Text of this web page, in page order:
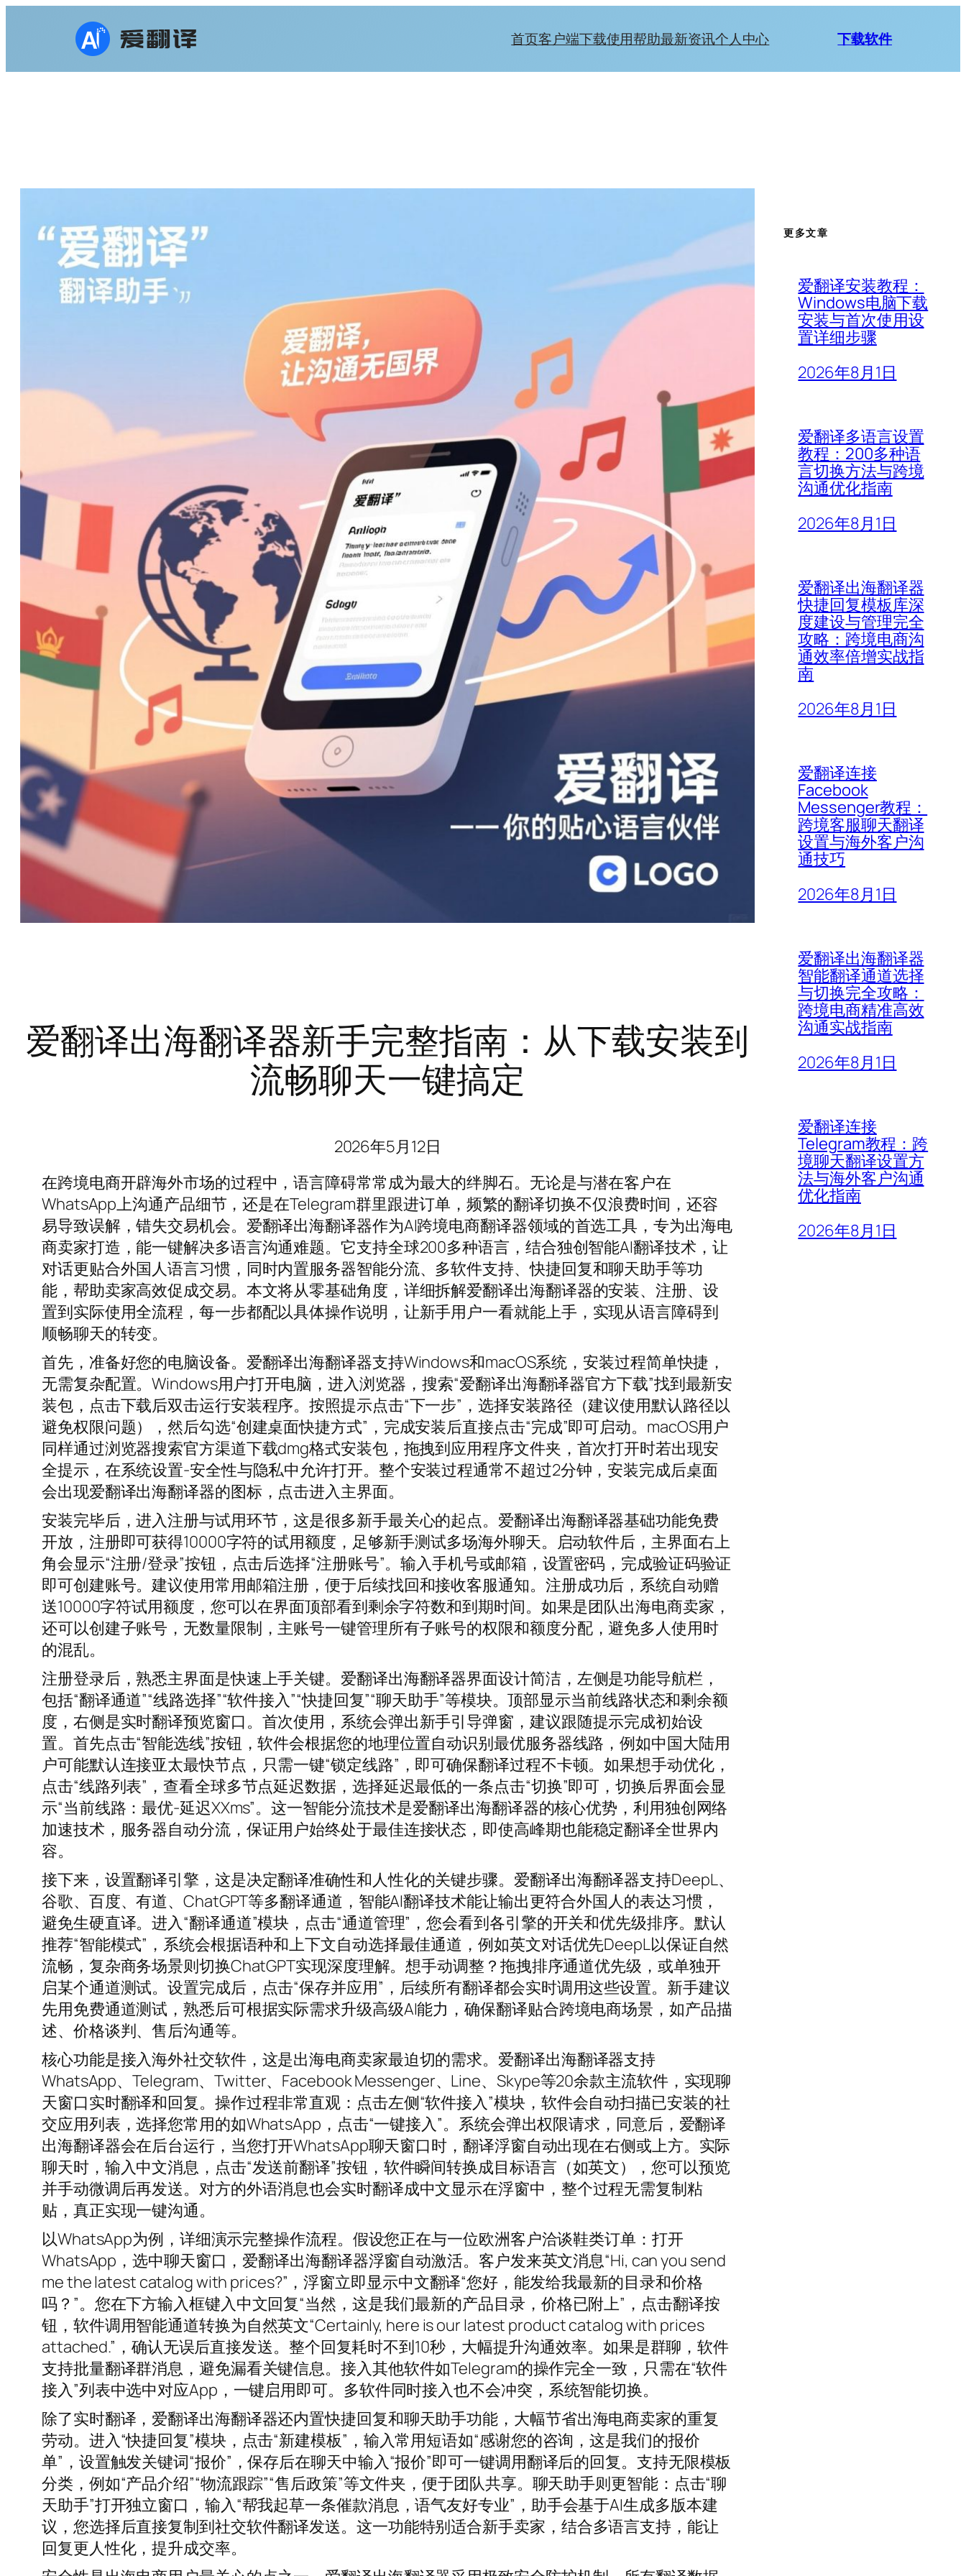
首页客户端下载使用帮助最新资讯个人中心 下载软件
爱翻译出海翻译器新手完整指南：从下载安装到
流畅聊天一键搞定
2026年5月12日
在跨境电商开辟海外市场的过程中，语言障碍常常成为最大的绊脚石。无论是与潜在客户在
WhatsApp上沟通产品细节，还是在Telegram群里跟进订单，频繁的翻译切换不仅浪费时间，还容
易导致误解，错失交易机会。爱翻译出海翻译器作为AI跨境电商翻译器领域的首选工具，专为出海电
商卖家打造，能一键解决多语言沟通难题。它支持全球200多种语言，结合独创智能AI翻译技术，让
对话更贴合外国人语言习惯，同时内置服务器智能分流、多软件支持、快捷回复和聊天助手等功
能，帮助卖家高效促成交易。本文将从零基础角度，详细拆解爱翻译出海翻译器的安装、注册、设
置到实际使用全流程，每一步都配以具体操作说明，让新手用户一看就能上手，实现从语言障碍到
顺畅聊天的转变。
首先，准备好您的电脑设备。爱翻译出海翻译器支持Windows和macOS系统，安装过程简单快捷，
无需复杂配置。Windows用户打开电脑，进入浏览器，搜索“爱翻译出海翻译器官方下载”找到最新安
装包，点击下载后双击运行安装程序。按照提示点击“下一步”，选择安装路径（建议使用默认路径以
避免权限问题），然后勾选“创建桌面快捷方式”，完成安装后直接点击“完成”即可启动。macOS用户
同样通过浏览器搜索官方渠道下载dmg格式安装包，拖拽到应用程序文件夹，首次打开时若出现安
全提示，在系统设置-安全性与隐私中允许打开。整个安装过程通常不超过2分钟，安装完成后桌面
会出现爱翻译出海翻译器的图标，点击进入主界面。
安装完毕后，进入注册与试用环节，这是很多新手最关心的起点。爱翻译出海翻译器基础功能免费
开放，注册即可获得10000字符的试用额度，足够新手测试多场海外聊天。启动软件后，主界面右上
角会显示“注册/登录”按钮，点击后选择“注册账号”。输入手机号或邮箱，设置密码，完成验证码验证
即可创建账号。建议使用常用邮箱注册，便于后续找回和接收客服通知。注册成功后，系统自动赠
送10000字符试用额度，您可以在界面顶部看到剩余字符数和到期时间。如果是团队出海电商卖家，
还可以创建子账号，无数量限制，主账号一键管理所有子账号的权限和额度分配，避免多人使用时
的混乱。
注册登录后，熟悉主界面是快速上手关键。爱翻译出海翻译器界面设计简洁，左侧是功能导航栏，
包括“翻译通道”“线路选择”“软件接入”“快捷回复”“聊天助手”等模块。顶部显示当前线路状态和剩余额
度，右侧是实时翻译预览窗口。首次使用，系统会弹出新手引导弹窗，建议跟随提示完成初始设
置。首先点击“智能选线”按钮，软件会根据您的地理位置自动识别最优服务器线路，例如中国大陆用
户可能默认连接亚太最快节点，只需一键“锁定线路”，即可确保翻译过程不卡顿。如果想手动优化，
点击“线路列表”，查看全球多节点延迟数据，选择延迟最低的一条点击“切换”即可，切换后界面会显
示“当前线路：最优-延迟XXms”。这一智能分流技术是爱翻译出海翻译器的核心优势，利用独创网络
加速技术，服务器自动分流，保证用户始终处于最佳连接状态，即使高峰期也能稳定翻译全世界内
容。
接下来，设置翻译引擎，这是决定翻译准确性和人性化的关键步骤。爱翻译出海翻译器支持DeepL、
谷歌、百度、有道、ChatGPT等多翻译通道，智能AI翻译技术能让输出更符合外国人的表达习惯，
避免生硬直译。进入“翻译通道”模块，点击“通道管理”，您会看到各引擎的开关和优先级排序。默认
推荐“智能模式”，系统会根据语种和上下文自动选择最佳通道，例如英文对话优先DeepL以保证自然
流畅，复杂商务场景则切换ChatGPT实现深度理解。想手动调整？拖拽排序通道优先级，或单独开
启某个通道测试。设置完成后，点击“保存并应用”，后续所有翻译都会实时调用这些设置。新手建议
先用免费通道测试，熟悉后可根据实际需求升级高级AI能力，确保翻译贴合跨境电商场景，如产品描
述、价格谈判、售后沟通等。
核心功能是接入海外社交软件，这是出海电商卖家最迫切的需求。爱翻译出海翻译器支持
WhatsApp、Telegram、Twitter、Facebook Messenger、Line、Skype等20余款主流软件，实现聊
天窗口实时翻译和回复。操作过程非常直观：点击左侧“软件接入”模块，软件会自动扫描已安装的社
交应用列表，选择您常用的如WhatsApp，点击“一键接入”。系统会弹出权限请求，同意后，爱翻译
出海翻译器会在后台运行，当您打开WhatsApp聊天窗口时，翻译浮窗自动出现在右侧或上方。实际
聊天时，输入中文消息，点击“发送前翻译”按钮，软件瞬间转换成目标语言（如英文），您可以预览
并手动微调后再发送。对方的外语消息也会实时翻译成中文显示在浮窗中，整个过程无需复制粘
贴，真正实现一键沟通。
以WhatsApp为例，详细演示完整操作流程。假设您正在与一位欧洲客户洽谈鞋类订单：打开
WhatsApp，选中聊天窗口，爱翻译出海翻译器浮窗自动激活。客户发来英文消息“Hi, can you send
me the latest catalog with prices?”，浮窗立即显示中文翻译“您好，能发给我最新的目录和价格
吗？”。您在下方输入框键入中文回复“当然，这是我们最新的产品目录，价格已附上”，点击翻译按
钮，软件调用智能通道转换为自然英文“Certainly, here is our latest product catalog with prices
attached.”，确认无误后直接发送。整个回复耗时不到10秒，大幅提升沟通效率。如果是群聊，软件
支持批量翻译群消息，避免漏看关键信息。接入其他软件如Telegram的操作完全一致，只需在“软件
接入”列表中选中对应App，一键启用即可。多软件同时接入也不会冲突，系统智能切换。
除了实时翻译，爱翻译出海翻译器还内置快捷回复和聊天助手功能，大幅节省出海电商卖家的重复
劳动。进入“快捷回复”模块，点击“新建模板”，输入常用短语如“感谢您的咨询，这是我们的报价
单”，设置触发关键词“报价”，保存后在聊天中输入“报价”即可一键调用翻译后的回复。支持无限模板
分类，例如“产品介绍”“物流跟踪”“售后政策”等文件夹，便于团队共享。聊天助手则更智能：点击“聊
天助手”打开独立窗口，输入“帮我起草一条催款消息，语气友好专业”，助手会基于AI生成多版本建
议，您选择后直接复制到社交软件翻译发送。这一功能特别适合新手卖家，结合多语言支持，能让
回复更人性化，提升成交率。
更多文章
爱翻译安装教程：
Windows电脑下载
安装与首次使用设
置详细步骤
2026年8月1日
爱翻译多语言设置
教程：200多种语
言切换方法与跨境
沟通优化指南
2026年8月1日
爱翻译出海翻译器
快捷回复模板库深
度建设与管理完全
攻略：跨境电商沟
通效率倍增实战指
南
2026年8月1日
爱翻译连接
Facebook
Messenger教程：
跨境客服聊天翻译
设置与海外客户沟
通技巧
2026年8月1日
爱翻译出海翻译器
智能翻译通道选择
与切换完全攻略：
跨境电商精准高效
沟通实战指南
2026年8月1日
爱翻译连接
Telegram教程：跨
境聊天翻译设置方
法与海外客户沟通
优化指南
2026年8月1日